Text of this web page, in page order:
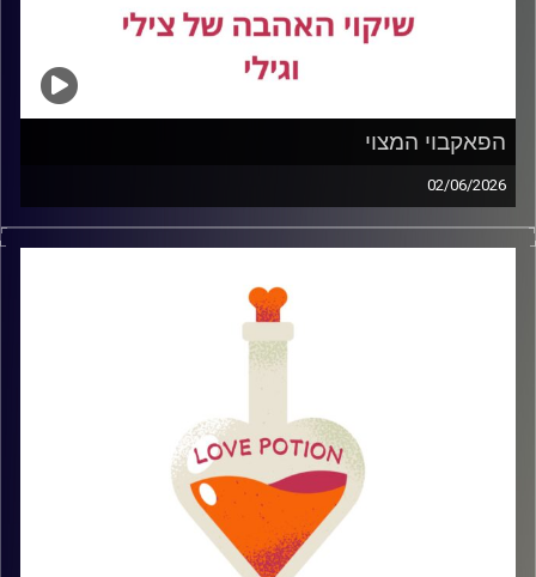
הפאקבוי המצוי
02/06/2026
בפרק דיברנו על הפאק בוי המצוי – איך מזהים אותו עוד לפני
ה״מה את ערה?״ של 2 בלילה, למה הם נהיו זן כל כך נפוץ
בעולם הדייטינג של היום, ואיך מפסיקים ליפול למשחקי חם